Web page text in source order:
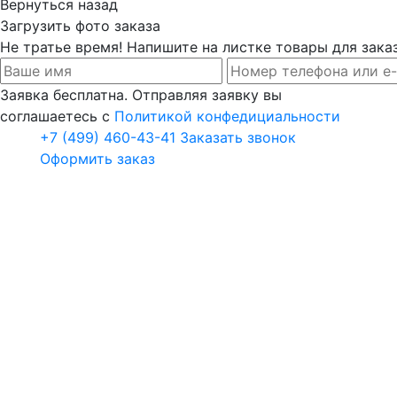
Вернуться назад
Загрузить фото заказа
Не тратье время! Напишите на листке товары для
Заявка бесплатна. Отправляя заявку вы
соглашаетесь с Политикой конфедициальности
+7 (499) 460-43-41 Заказать звонок
Оформить заказ